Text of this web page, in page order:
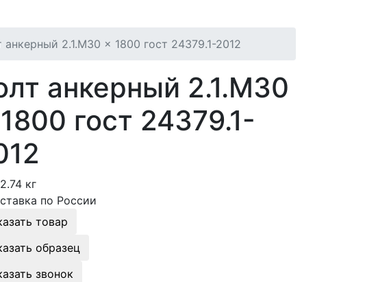
анкерный 2.1.М30 × 1800 гост 24379.1-2012
анкерный 2.1.М30
гост 24379.1-
2.74 кг
по России
товар
образец
звонок